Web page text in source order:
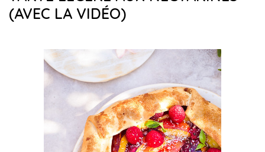
(AVEC LA VIDÉO)